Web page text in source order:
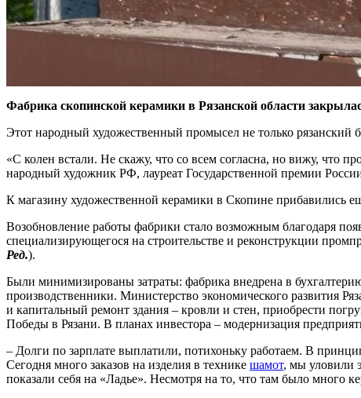
Фабрика скопинской керамики в Рязанской области
Этот народный художественный промысел не только рязанский
«С колен встали. Не скажу, что со всем согласна, но вижу, что
народный художник РФ, лауреат Государственной премии
К магазину художественной керамики в Скопине прибавились
Возобновление работы фабрики стало возможным благодаря
специализирующегося на строительстве и реконструкции
Ред.).
Были минимизированы затраты: фабрика внедрена в
производственники. Министерство экономического развития
и капитальный ремонт здания – кровли и стен, приобрести
Победы в Рязани. В планах инвестора – модернизация
– Долги по зарплате выплатили, потихоньку работаем. В
Сегодня много заказов на изделия в технике шамот, мы уловили
показали себя на «Ладье». Несмотря на то, что там было